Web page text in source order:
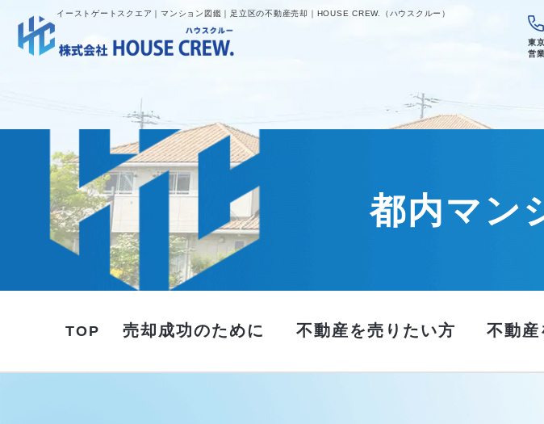
イーストゲートスクエア｜マンション図鑑｜足立区の不動産売却｜HOUSE CREW.（ハウスクルー）
東
営
都内マン
TOP 売却成功のために 不動産を売りたい方 不動産